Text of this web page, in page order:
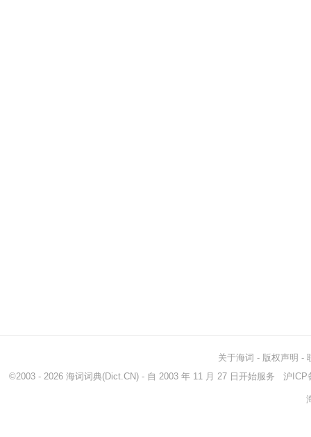
关于海词 - 版权声明 -
©2003 - 2026 海词词典(Dict.CN) - 自 2003 年 11 月 27 日开始服务 沪ICP